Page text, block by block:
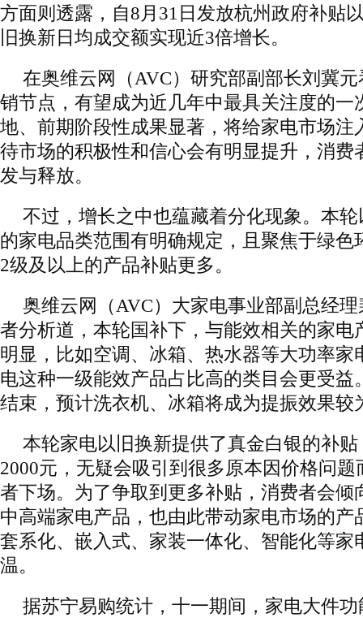
方面则透露，自8月31日发放杭州政府补贴
旧换新日均成交额实现近3倍增长。
在奥维云网（AVC）研究部副部长刘冀
销节点，有望成为近几年中最具关注度的一
地、前期阶段性成果显著，将给家电市场注
待市场的积极性和信心会有明显提升，消费
发与释放。
不过，增长之中也蕴藏着分化现象。本
的家电品类范围有明确规定，且聚焦于绿色
2级及以上的产品补贴更多。
奥维云网（AVC）大家电事业部副总经
者分析道，本轮国补下，与能效相关的家电
明显，比如空调、冰箱、热水器等大功率家
电这种一级能效产品占比高的类目会更受益
结束，预计洗衣机、冰箱将成为提振效果较
本轮家电以旧换新提供了真金白银的补
2000元，无疑会吸引到很多原本因价格问
者下场。为了争取到更多补贴，消费者会倾
中高端家电产品，也由此带动家电市场的产
套系化、嵌入式、家装一体化、智能化等家
温。
据苏宁易购统计，十一期间，家电大件